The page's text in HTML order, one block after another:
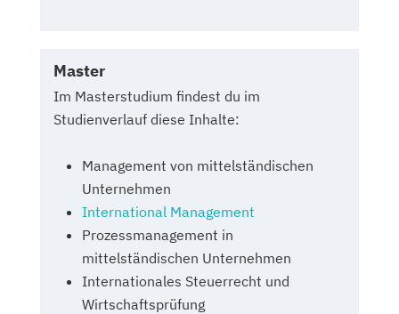
Master
Im Masterstudium findest du im
Studienverlauf diese Inhalte:
Management von mittelständischen
Unternehmen
International Management
Prozessmanagement in
mittelständischen Unternehmen
Internationales Steuerrecht und
Wirtschaftsprüfung